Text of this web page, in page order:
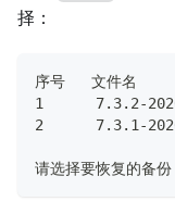
择：
序号   文件名
1      7.3.2-
2      7.3.1-
请选择要恢复的备